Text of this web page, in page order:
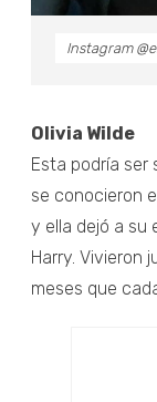
Instagram
Olivia Wilde
Esta podría ser
se conocieron
y ella dejó a su
Harry. Vivieron
meses que